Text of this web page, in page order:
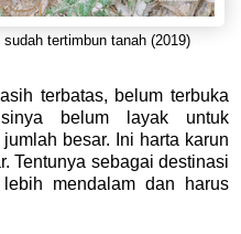
tertimbun tanah (2019)
terbatas, belum terbuka
belum layak untuk
besar. Ini harta karun
Tentunya sebagai destinasi
mendalam dan harus